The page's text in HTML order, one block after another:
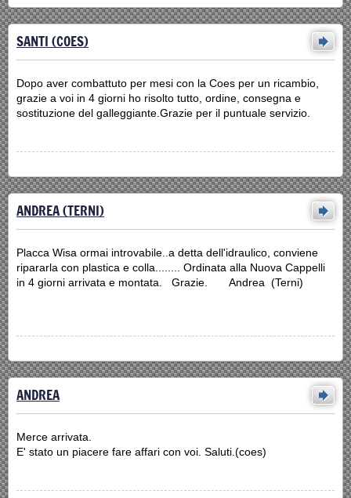
SANTI (COES)
Dopo aver combattuto per mesi con la Coes per un ricambio,
grazie a voi in 4 giorni ho risolto tutto, ordine, consegna e
sostituzione del galleggiante.Grazie per il puntuale servizio.
ANDREA (TERNI)
Placca Wisa ormai introvabile..a detta dell'idraulico, conviene
ripararla con plastica e colla........ Ordinata alla Nuova Cappelli
in 4 giorni arrivata e montata. Grazie. Andrea (Terni)
ANDREA
Merce arrivata.
E' stato un piacere fare affari con voi. Saluti.(coes)